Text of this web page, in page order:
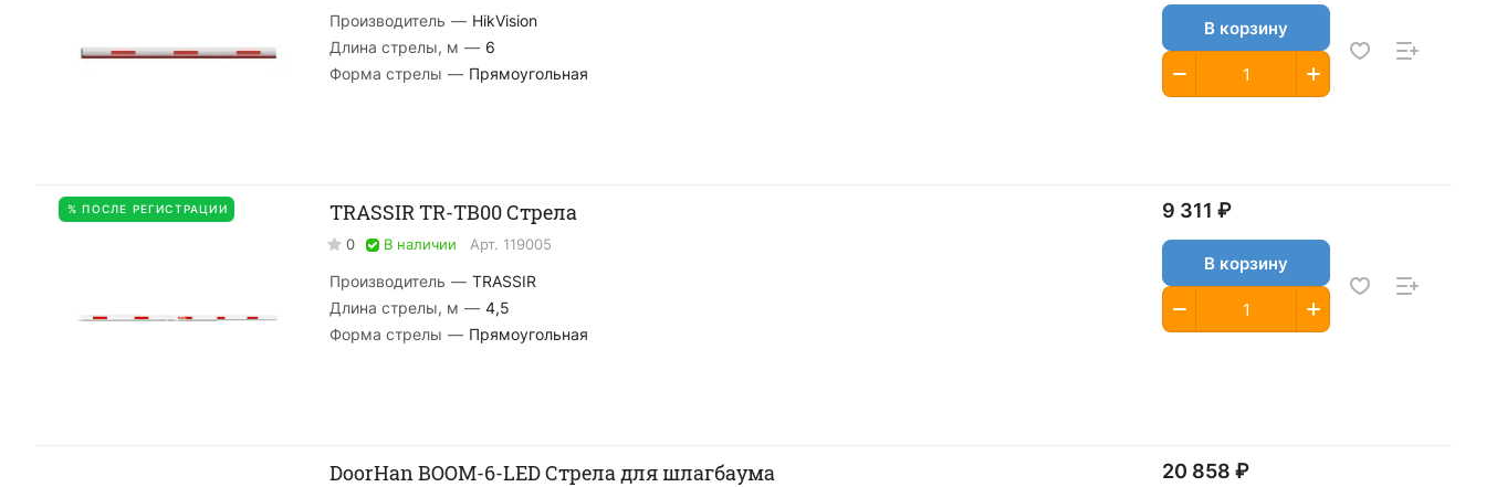
Производитель — HikVision
Длина стрелы, м — 6
Форма стрелы — Прямоугольная
В корзину
% ПОСЛЕ РЕГИСТРАЦИИ TRASSIR TR-TB00 Стрела
0 В наличии Арт. 119005
Производитель — TRASSIR
Длина стрелы, м — 4,5
Форма стрелы — Прямоугольная
9 311 ₽
В корзину
DoorHan BOOM-6-LED Стрела для шлагбаума 20 858 ₽